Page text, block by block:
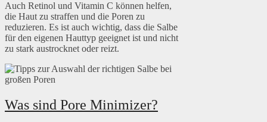
Auch Retinol und Vitamin C können helfen,
die Haut zu straffen und die Poren zu
reduzieren. Es ist auch wichtig, dass die Salbe
für den eigenen Hauttyp geeignet ist und nicht
zu stark austrocknet oder reizt.
Was sind Pore Minimizer?